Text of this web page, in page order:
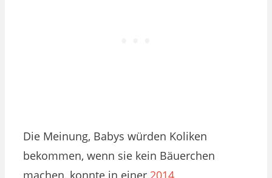
Die Meinung, Babys würden Koliken
bekommen, wenn sie kein Bäuerchen
machen, konnte in einer 2014